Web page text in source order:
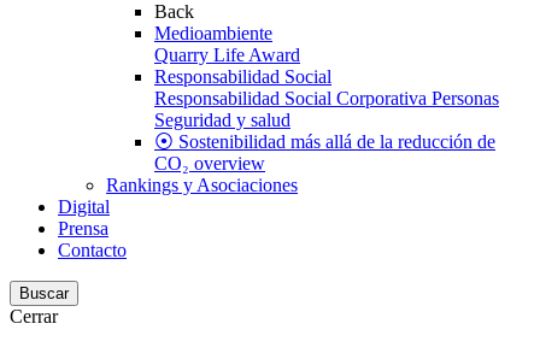
Back
Medioambiente
Quarry Life Award
Responsabilidad Social
Responsabilidad Social Corporativa Personas
Seguridad y salud
⦿ Sostenibilidad más allá de la reducción de
CO₂ overview
Rankings y Asociaciones
Digital
Prensa
Contacto
Buscar
Cerrar